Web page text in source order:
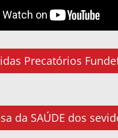
Precatórios
da SAÚDE dos